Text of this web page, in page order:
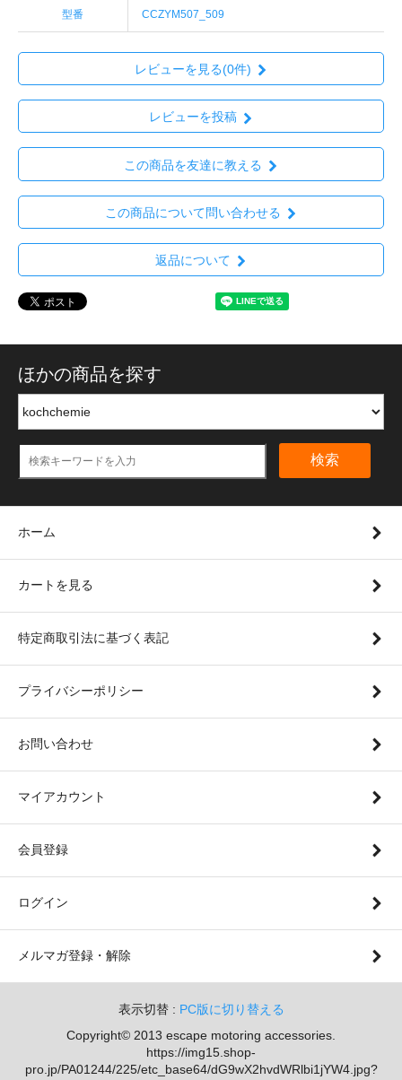
型番 CCZYM507_509
レビューを見る(0件)
レビューを投稿
この商品を友達に教える
この商品について問い合わせる
返品について
ほかの商品を探す
検索
ホーム
カートを見る
特定商取引法に基づく表記
プライバシーポリシー
お問い合わせ
マイアカウント
会員登録
ログイン
メルマガ登録・解除
表示切替 : PC版に切り替える
Copyright© 2013 escape motoring accessories.
https://img15.shop-
pro.jp/PA01244/225/etc_base64/dG9wX2hvdWRlbi1jYW4.jpg?